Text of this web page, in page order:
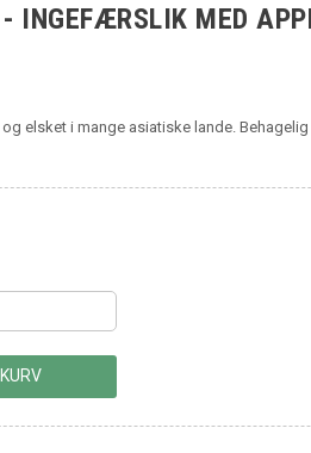
INGEFÆRSLIK MED
elsket i mange asiatiske lande.